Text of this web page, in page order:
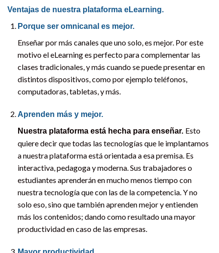
Ventajas de nuestra plataforma eLearning.
Porque ser omnicanal es mejor.
Enseñar por más canales que uno solo, es mejor. Por este
motivo el eLearning es perfecto para complementar las
clases tradicionales, y más cuando se puede presentar en
distintos dispositivos, como por ejemplo teléfonos,
computadoras, tabletas, y más.
Aprenden más y mejor.
Nuestra plataforma está hecha para enseñar. Esto
quiere decir que todas las tecnologías que le implantamos
a nuestra plataforma está orientada a esa premisa. Es
interactiva, pedagoga y moderna. Sus trabajadores o
estudiantes aprenderán en mucho menos tiempo con
nuestra tecnología que con las de la competencia. Y no
solo eso, sino que también aprenden mejor y entienden
más los contenidos; dando como resultado una mayor
productividad en caso de las empresas.